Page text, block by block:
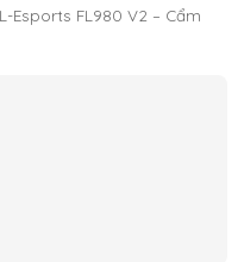
Esports FL980 V2 – Cẩm